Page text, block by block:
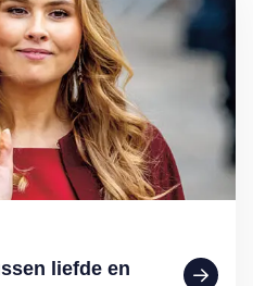
liefde en